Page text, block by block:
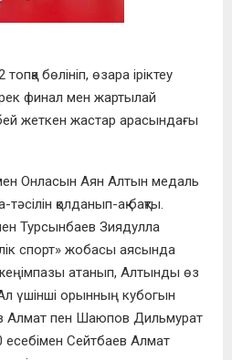
бөлініп, өзара іріктеу
финал мен жартылай
жеткен жастар арасындағы
Онласын Аян Алтын медаль
қолданып-ақ бақты.
Турсынбаев Зиядулла
спорт» жобасы аясында
жеңімпазы атанып, Алтынды өз
үшінші орынның кубогын
Алмат пен Шаюпов Дильмурат
Сейтбаев Алмат